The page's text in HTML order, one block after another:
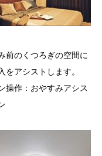
前のくつろぎの空間に
をアシストします。
操作：おやすみアシス